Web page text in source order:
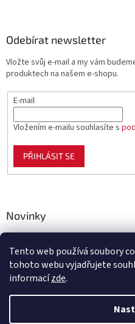
Tento web používá soubory
tohoto webu vyjadřujete
informacízde.
Odebírat newsletter
Vložte svůj e-mail a my vám
produktech na našem e-shopu.
E-mail
Vložením e-mailu souhlasíte s
PŘIHLÁSIT SE
Novinky
zahradu, chov i domácnost